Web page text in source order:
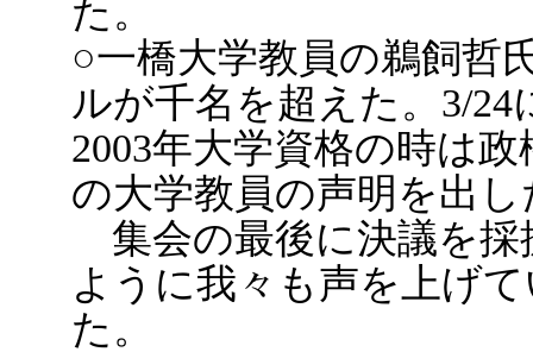
た。
○一橋大学教員の鵜飼哲
ルが千名を超えた。3/
2003年大学資格の時は
の大学教員の声明を出
集会の最後に決議を採
ように我々も声を上げ
た。